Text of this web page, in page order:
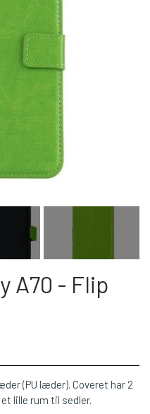
A70 - Flip
(PU læder). Coveret har 2
lille rum til sedler.